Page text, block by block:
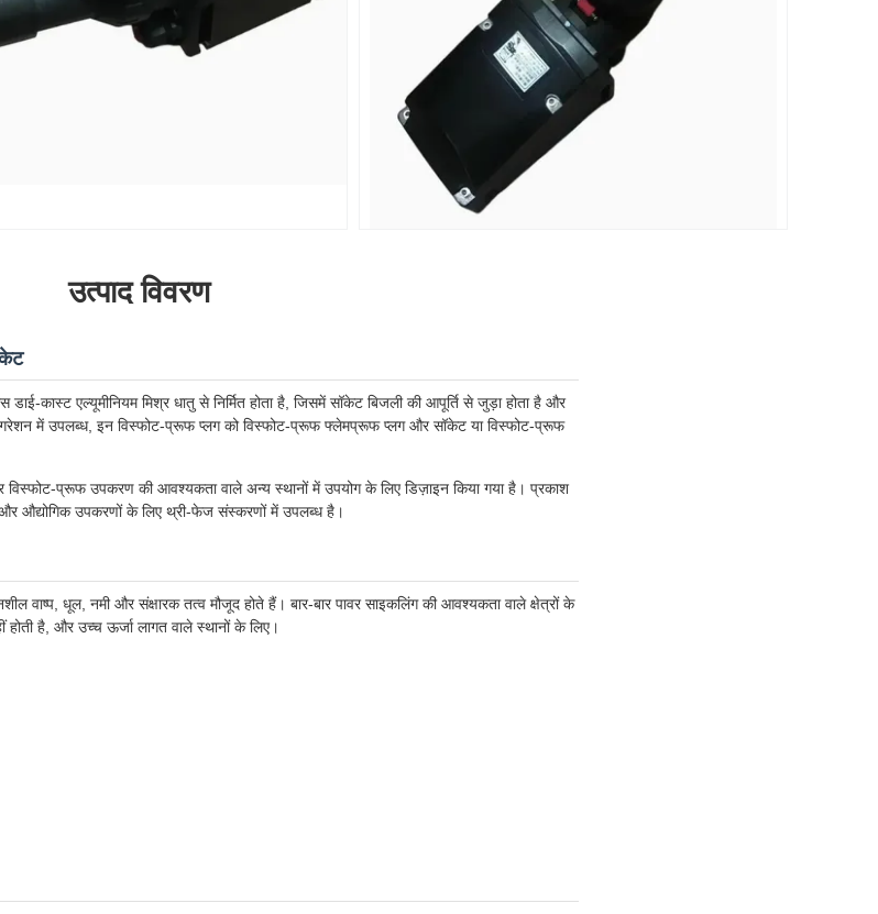
उत्पाद विवरण
डाई-कास्ट एल्यूमीनियम मिश्र धातु से निर्मित होता है, जिसमें सॉकेट बिजली की आपूर्ति से जुड़ा होता है और
में उपलब्ध, इन विस्फोट-प्रूफ प्लग को विस्फोट-प्रूफ फ्लेमप्रूफ प्लग और सॉकेट या विस्फोट-प्रूफ
विस्फोट-प्रूफ उपकरण की आवश्यकता वाले अन्य स्थानों में उपयोग के लिए डिज़ाइन किया गया है। प्रकाश
औद्योगिक उपकरणों के लिए थ्री-फेज संस्करणों में उपलब्ध है।
वाष्प, धूल, नमी और संक्षारक तत्व मौजूद होते हैं। बार-बार पावर साइकलिंग की आवश्यकता वाले क्षेत्रों के
है, और उच्च ऊर्जा लागत वाले स्थानों के लिए।